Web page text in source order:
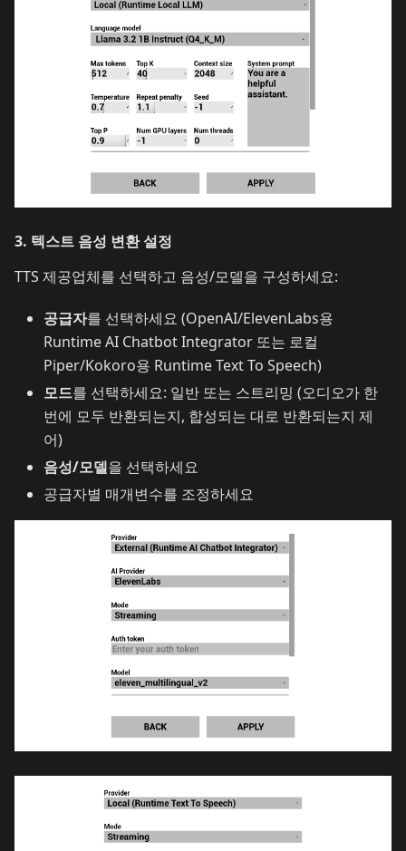
3. 텍스트 음성 변환 설정
TTS 제공업체를 선택하고 음성/모델을 구성하세요:
공급자를 선택하세요 (OpenAI/ElevenLabs용
Runtime AI Chatbot Integrator 또는 로컬
Piper/Kokoro용 Runtime Text To Speech)
모드를 선택하세요: 일반 또는 스트리밍 (오디오가 한
번에 모두 반환되는지, 합성되는 대로 반환되는지 제
어)
음성/모델을 선택하세요
공급자별 매개변수를 조정하세요